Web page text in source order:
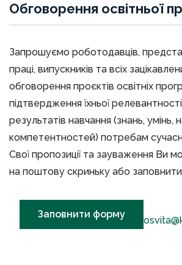
Обговорення освітньої
Запрошуємо роботодавців,
праці, випускників та всіх
обговорення проєктів освітніх
підтвердження їхньої
результатів навчання (знань, умінь,
компетентностей) потребам
Свої пропозиції та зауваження Ви
на поштову скриньку або
Заповнити форму